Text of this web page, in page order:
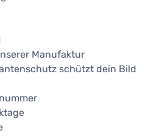
Manufaktur
schützt dein Bild